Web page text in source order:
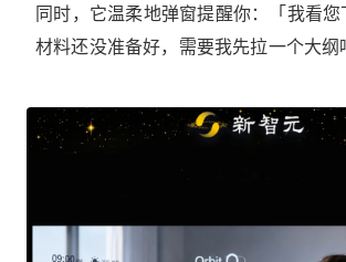
同时，它温柔地弹窗提醒你：「我看
材料还没准备好，需要我先拉一个大纲